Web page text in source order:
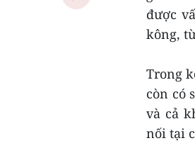
được
kông,
Trong
còn có
và cả
nối tại